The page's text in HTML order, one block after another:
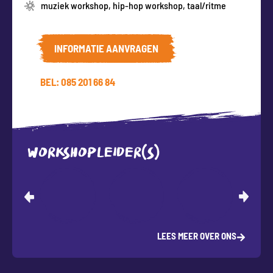
muziek workshop, hip-hop workshop, taal/ritme
INFORMATIE AANVRAGEN
BEL: 085 201 66 84
WORKSHOPLEIDER(S)
LEES MEER OVER ONS